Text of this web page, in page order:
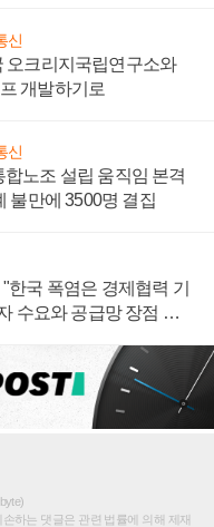
신
오크리지국립연구소와
개발하기로
신
노조 설립 움직임 본격
불만에 3500명 결집
한국 폭염은 경제협력 기
수요와 공급망 장점 강
하는 댓글은 관련 법률에 의해 제재